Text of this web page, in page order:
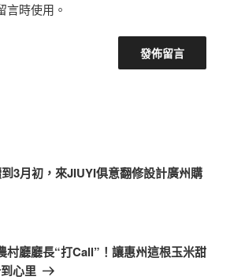
言時使用。
3月初，來JIUYI俱意翻修設計廣州購
村廳廳長“打Call”！讓惠州這根玉米甜
心里